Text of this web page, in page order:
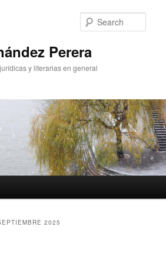
Perera
y literarias en general
2025